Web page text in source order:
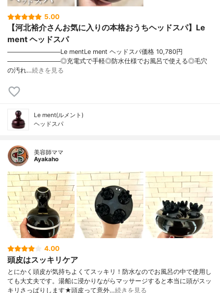
5.00
【河北裕介さんお気に入りの本格おうちヘッドスパ】Le
ment ヘッドスパ
────────────Le mentLe ment ヘッドスパ価格 10,780円
────────────◎充電式で手軽◎防水仕様でお風呂で使える◎毛穴
の汚れ…続きを見る
Le ment(ルメント)
ヘッドスパ
美容師ママ
Ayakaho
4.00
頭皮はスッキリケア
とにかく頭皮が気持ちよくてスッキリ！防水なのでお風呂の中で使用し
ても大丈夫です。湯船に浸かりながらマッサージすると本当に頭がスッ
キリさっぱりします★頭皮って意外…続きを見る